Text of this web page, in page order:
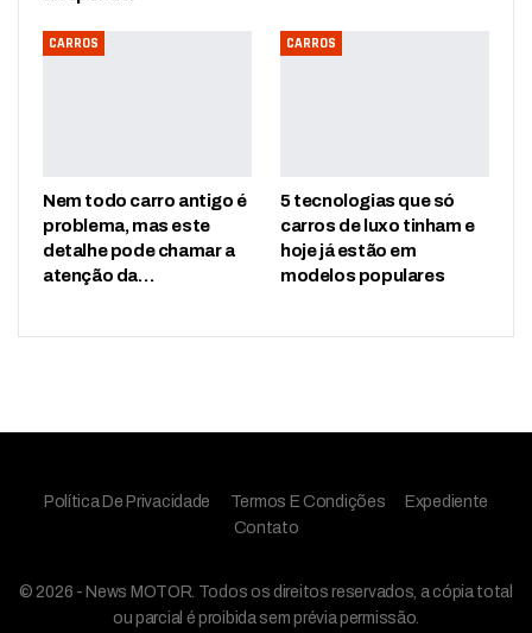
CARROS
Nem todo carro antigo é
problema, mas este
detalhe pode chamar a
atenção da…
CARROS
5 tecnologias que só
carros de luxo tinham e
hoje já estão em
modelos populares
Política De Privacidade Termos E Condições
Expediente
Contato
© 2026 - News MOTOR. Todos os direitos reservados, a cópia total
ou parcial é proibida sem prévia permissão.